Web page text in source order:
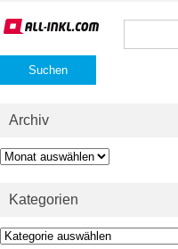
Suchen
Archiv
Archiv
Kategorien
Kategorien